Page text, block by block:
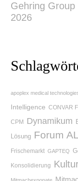
Gehring
2026
apoplex medical
Intelligence CONVAR
CPM Dynamikum
Lösung Forum
Frischemarkt GAPTEQ
Konsolidierung